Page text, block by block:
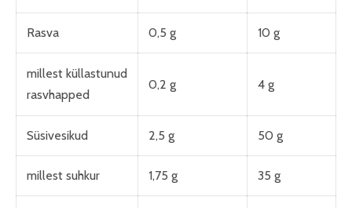
Rasva 0,5 g 10 g
millest küllastunud
rasvhapped
0,2 g 4 g
Süsivesikud 2,5 g 50 g
millest suhkur 1,75 g 35 g